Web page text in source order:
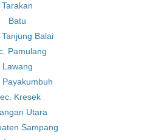
Tarakan
Batu
Tanjung Balai
Pamulang
Lawang
Payakumbuh
Kresek
Utara
Sampang